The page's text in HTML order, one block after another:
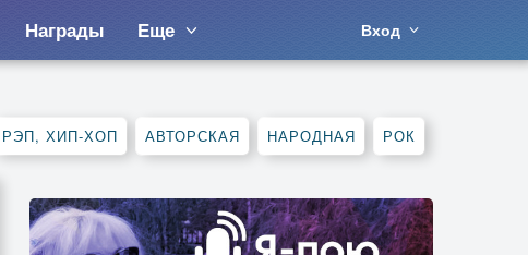
Награды Еще Вход
РЭП, ХИП-ХОП АВТОРСКАЯ НАРОДНАЯ РОК